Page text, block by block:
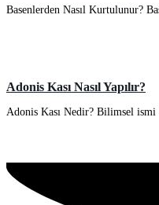
Basenlerden Nasıl Kurtulunur?
Adonis Kası Nasıl Yapılır?
Adonis Kası Nedir? Bilimsel